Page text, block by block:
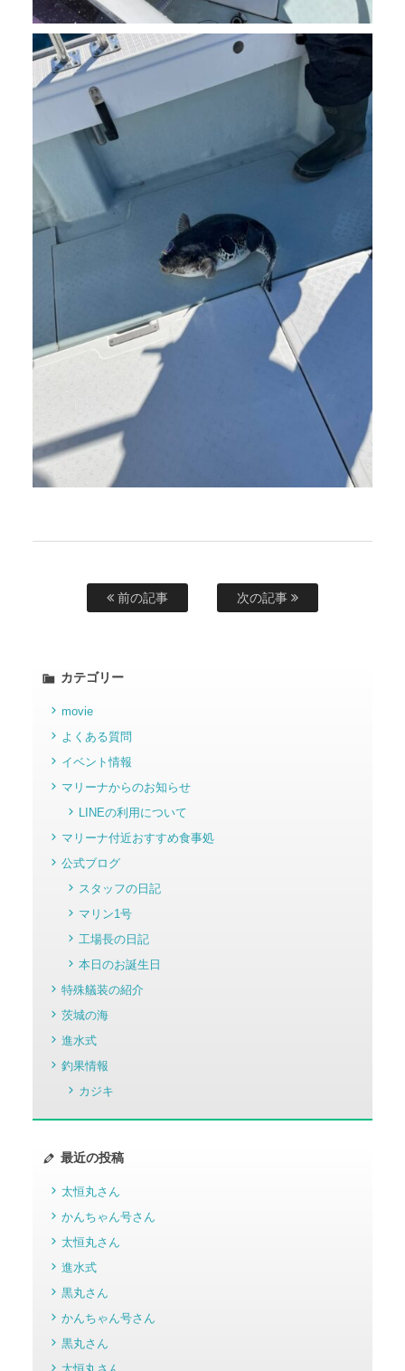
前の記事 次の記事
カテゴリー
movie
よくある質問
イベント情報
マリーナからのお知らせ
LINEの利用について
マリーナ付近おすすめ食事処
公式ブログ
スタッフの日記
マリン1号
工場長の日記
本日のお誕生日
特殊艤装の紹介
茨城の海
進水式
釣果情報
カジキ
最近の投稿
太恒丸さん
かんちゃん号さん
太恒丸さん
進水式
黒丸さん
かんちゃん号さん
黒丸さん